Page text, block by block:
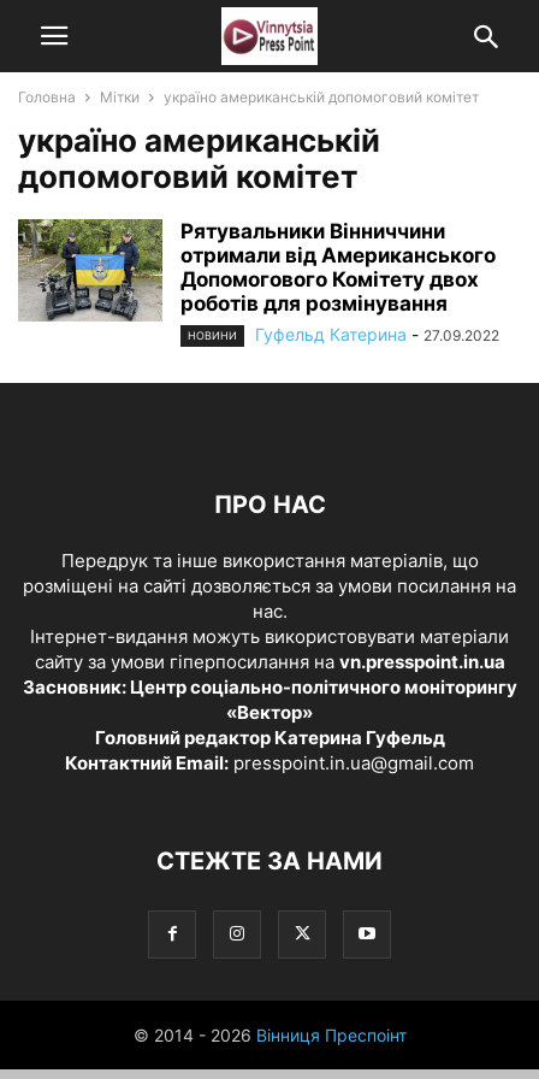
Головна Мітки україно американській допомоговий комітет
україно американській
допомоговий комітет
Рятувальники Вінниччини
отримали від Американського
Допомогового Комітету двох
роботів для розмінування
НОВИНИ Гуфельд Катерина - 27.09.2022
ПРО НАС
Передрук та інше використання матеріалів, що
розміщені на сайті дозволяється за умови посилання на
нас.
Інтернет-видання можуть використовувати матеріали
сайту за умови гіперпосилання на vn.presspoint.in.ua
Засновник: Центр соціально-політичного моніторингу
«Вектор»
Головний редактор Катерина Гуфельд
Контактний Email: presspoint.in.ua@gmail.com
СТЕЖТЕ ЗА НАМИ
© 2014 - 2026 Вінниця Преспоінт